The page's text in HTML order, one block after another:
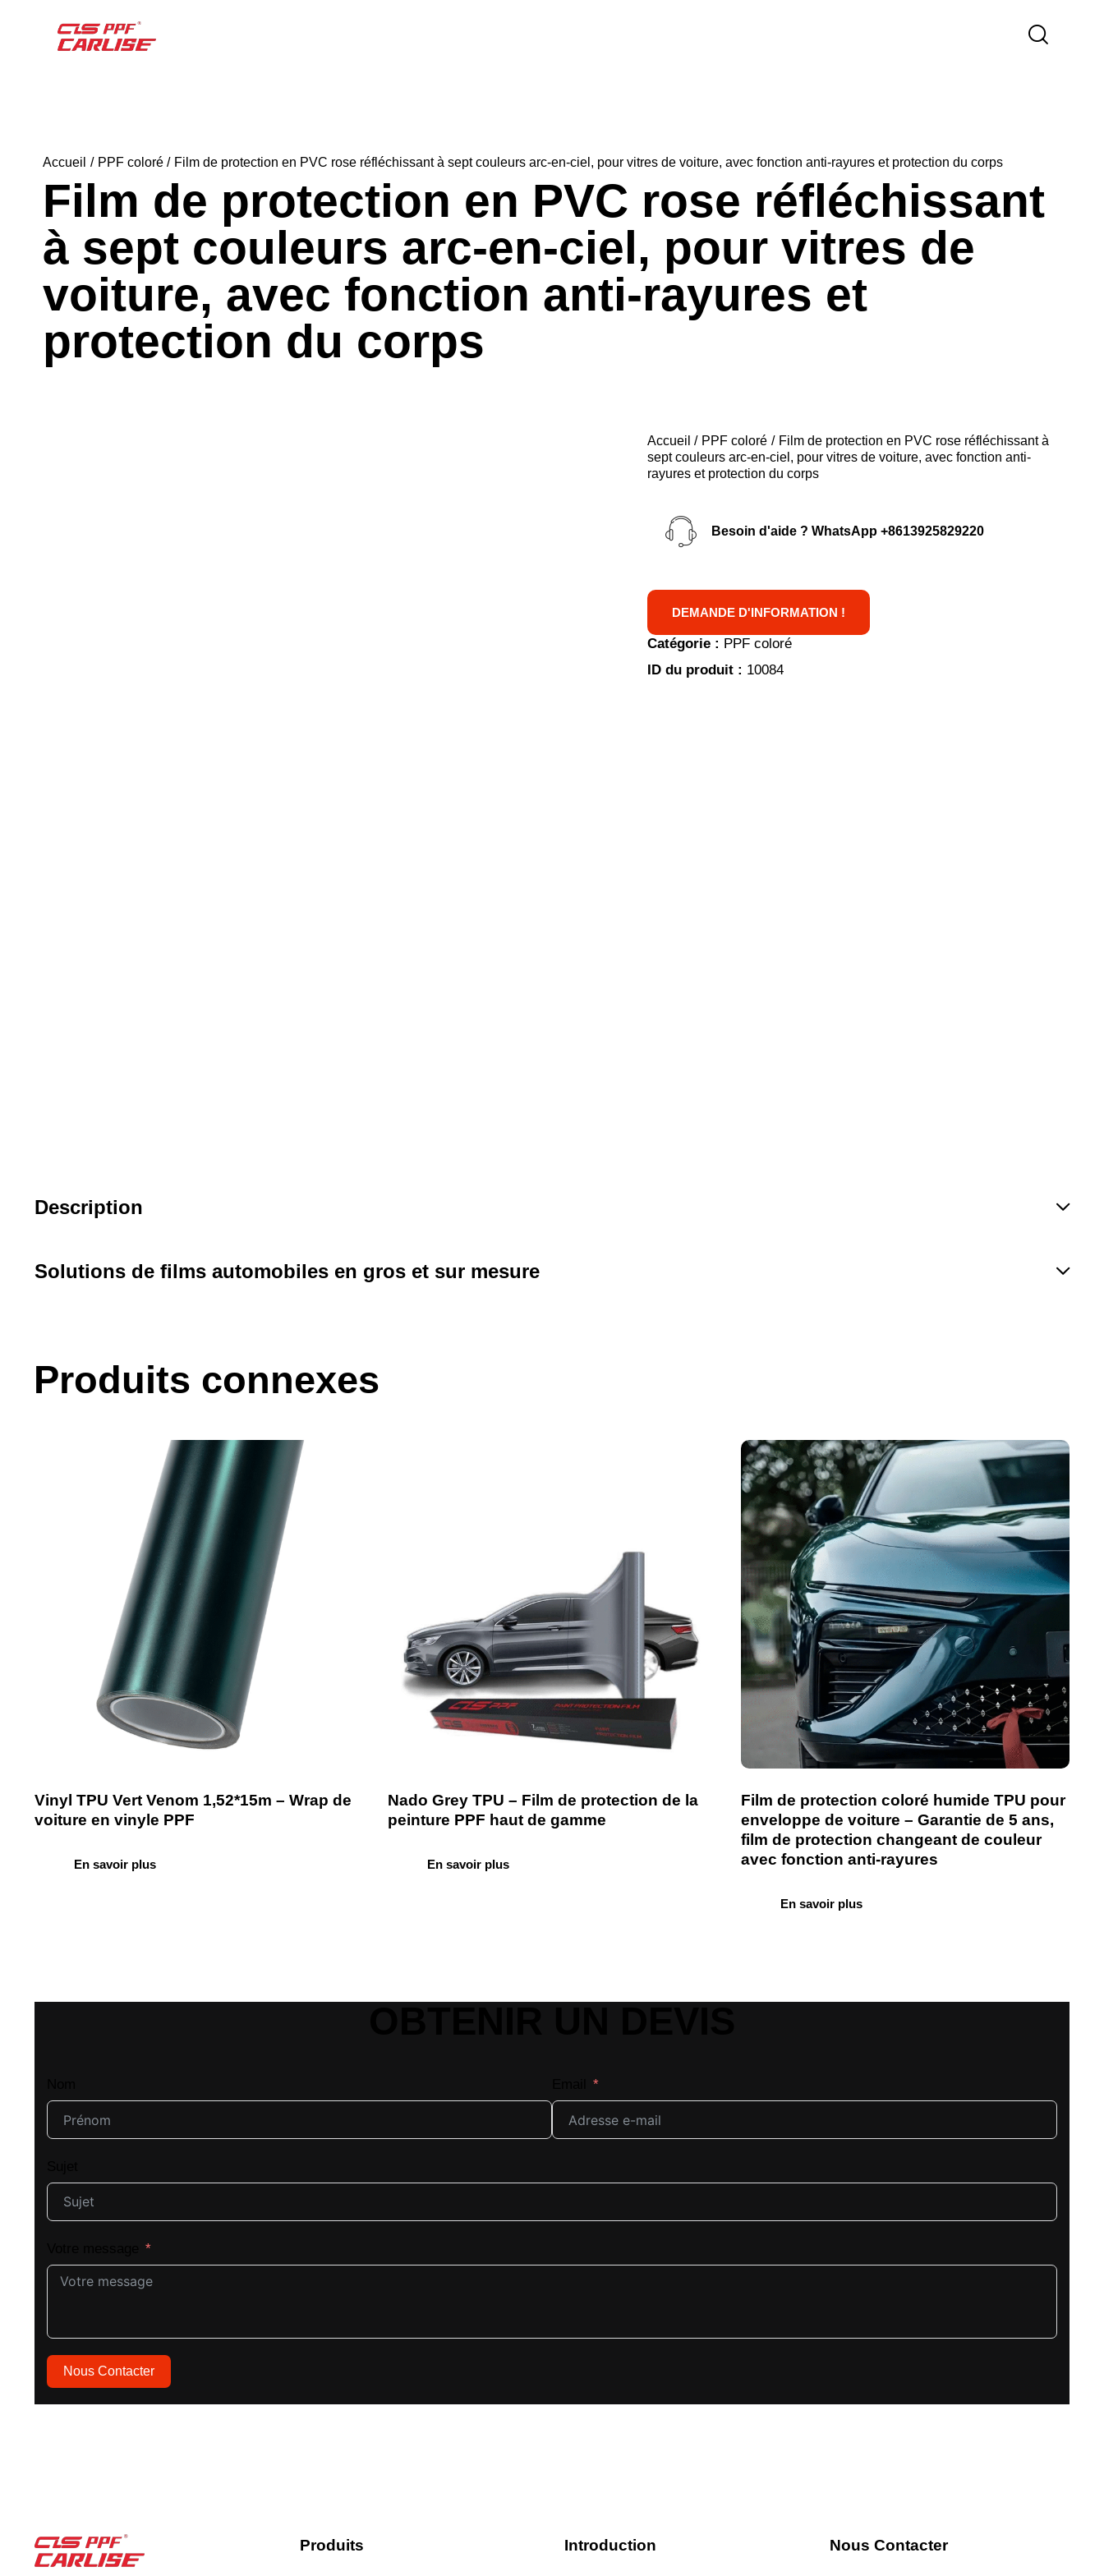
Accueil PPF coloré Film de protection en PVC rose réfléchissant à sept couleurs arc-en-ciel, pour vitres de voiture, avec fonction anti-rayures et protection du corps
Film de protection en PVC rose réfléchissant
à sept couleurs arc-en-ciel, pour vitres de
voiture, avec fonction anti-rayures et
protection du corps
Accueil PPF coloré
Film de protection en PVC rose réfléchissant à
sept couleurs arc-en-ciel, pour vitres de voiture, avec fonction anti-
rayures et protection du corps
Besoin d'aide ? WhatsApp +8613925829220
DEMANDE D'INFORMATION !
Catégorie : PPF coloré
ID du produit : 10084
Description
Solutions de films automobiles en gros et sur mesure
Produits connexes
Vinyl TPU Vert Venom 1,52*15m – Wrap de
voiture en vinyle PPF
En savoir plus
Nado Grey TPU – Film de protection de la
peinture PPF haut de gamme
En savoir plus
Film de protection coloré humide TPU pour
enveloppe de voiture – Garantie de 5 ans,
film de protection changeant de couleur
avec fonction anti-rayures
En savoir plus
Nous Contacter
Produits Introduction Nous Contacter